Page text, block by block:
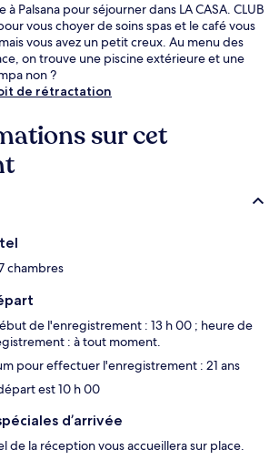
Palsana pour séjourner dans LA CASA. CLUB
vous choyer de soins spas et le café vous
vous avez un petit creux. Au menu des
on trouve une piscine extérieure et une
non ?
de rétractation
sur cet
chambres
de l'enregistrement : 13 h 00 ; heure de
: à tout moment.
pour effectuer l'enregistrement : 21 ans
est 10 h 00
d’arrivée
de la réception vous accueillera sur place.